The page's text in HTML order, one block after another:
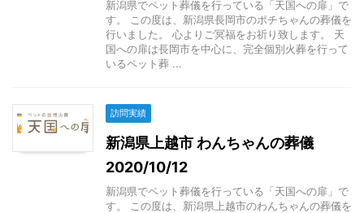
新潟県でペット葬儀を行っている「天国への扉」で
す。 この度は、新潟県長岡市のポチちゃんの葬儀を
行いました。 心よりご冥福をお祈り致します。 天
国への扉は長岡市を中心に、完全個別火葬を行って
いるペット葬 ...
訪問実績
新潟県上越市 わんちゃんの葬儀
2020/10/12
新潟県でペット葬儀を行っている「天国への扉」で
す。 この度は、新潟県上越市のわんちゃんの葬儀を